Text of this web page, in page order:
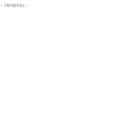
- Hirdetés -